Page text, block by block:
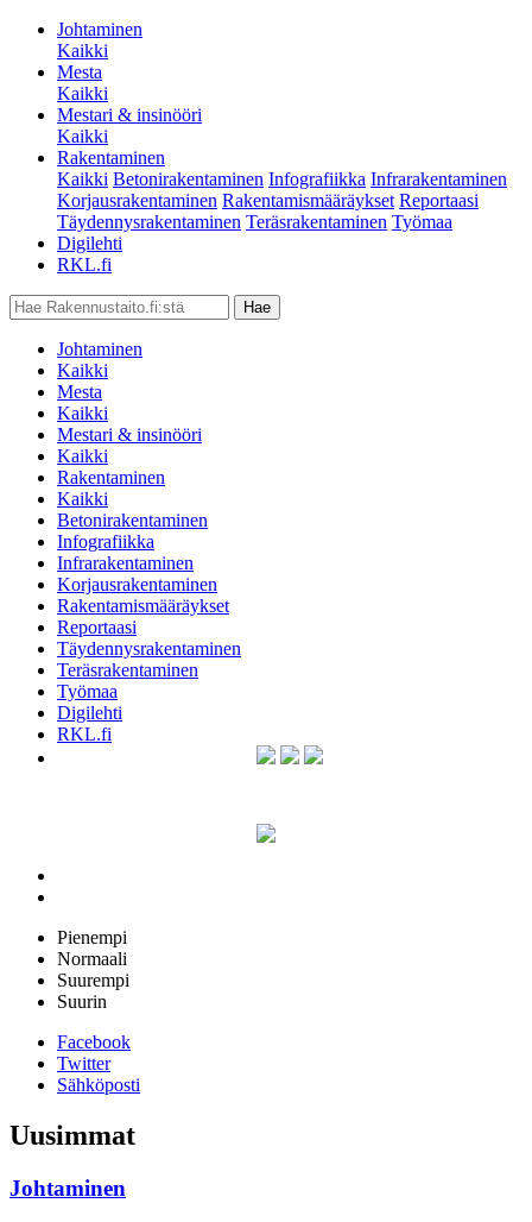
Johtaminen
Kaikki
Mesta
Kaikki
Mestari & insinööri
Kaikki
Rakentaminen
Kaikki Betonirakentaminen Infografiikka Infrarakentaminen
Korjausrakentaminen Rakentamismääräykset Reportaasi
Täydennysrakentaminen Teräsrakentaminen Työmaa
Digilehti
RKL.fi
Johtaminen
Kaikki
Mesta
Kaikki
Mestari & insinööri
Kaikki
Rakentaminen
Kaikki
Betonirakentaminen
Infografiikka
Infrarakentaminen
Korjausrakentaminen
Rakentamismääräykset
Reportaasi
Täydennysrakentaminen
Teräsrakentaminen
Työmaa
Digilehti
RKL.fi
Pienempi
Normaali
Suurempi
Suurin
Facebook
Twitter
Sähköposti
Uusimmat
Johtaminen